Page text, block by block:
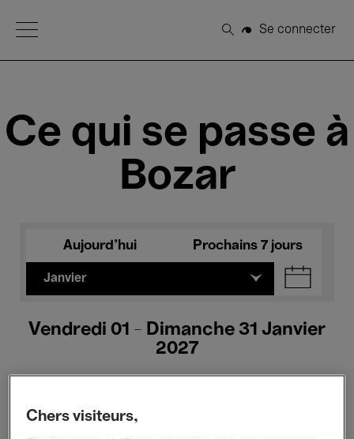
Open Menu
Rechercher
Se connecter
Ce qui se passe à
Bozar
Aujourd'hui Prochains 7 jours
Janvier
Vendredi 01 - Dimanche 31 Janvier
2027
Chers visiteurs,